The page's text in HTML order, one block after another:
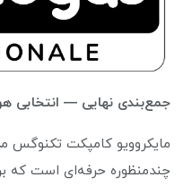
جمع‌بندی نهایی — انتخابی
چندمنظوره حرفه‌ای است که